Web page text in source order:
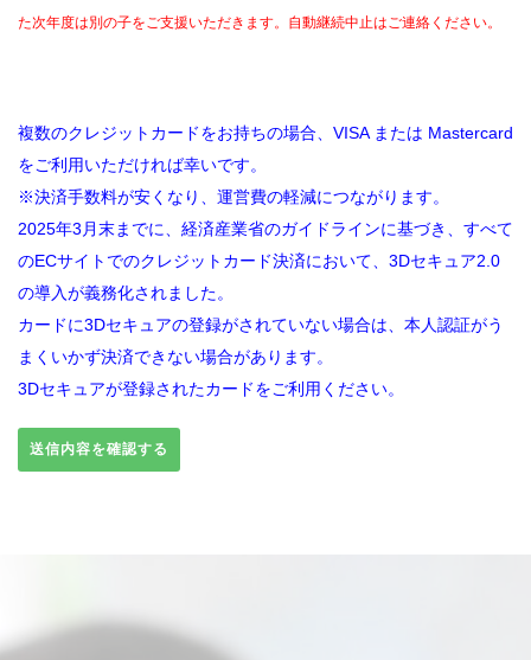
た次年度は別の子をご支援いただきます。自動継続中止はご連絡ください。
複数のクレジットカードをお持ちの場合、VISA または Mastercard
をご利用いただければ幸いです。
※決済手数料が安くなり、運営費の軽減につながります。
2025年3月末までに、経済産業省のガイドラインに基づき、すべて
のECサイトでのクレジットカード決済において、3Dセキュア2.0
の導入が義務化されました。
カードに3Dセキュアの登録がされていない場合は、本人認証がう
まくいかず決済できない場合があります。
3Dセキュアが登録されたカードをご利用ください。